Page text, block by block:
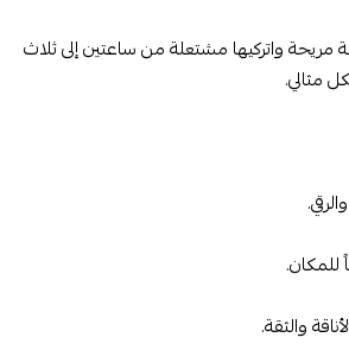
واتركيها مشتعلة من ساعتين إلى ثلاث
مثالي.
للمكان.
والثقة.